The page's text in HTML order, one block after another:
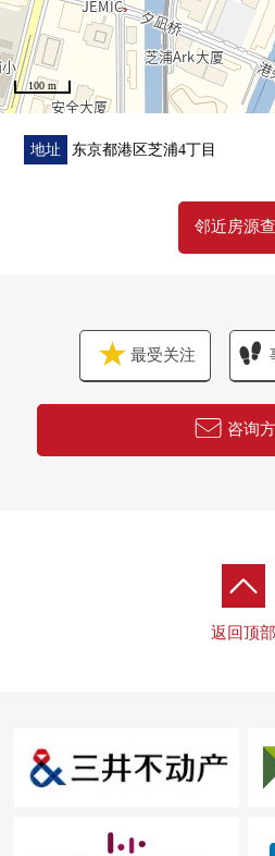
其他履历
・西式房间约9.2张塌塌米部分空
・热水器交换(2021年12月)
■能使用交通～5线路3车站～
○JR山手线、京浜东北线"田町"车
○百合鸥线"芝浦阜头"车站步行10
设计、施工
○采用像管子形地在建筑物外围部
○考虑双重的地板双重天花板，遮
(3F)Canal休息室，洗衣店房间，会
(2F)文化房，贵宾室，Fitness
(1F)AQUA Terrace，派对房，网球
100 m
地址 东京都港区芝浦4丁目
邻近房源
最受关注
咨询
返回顶部